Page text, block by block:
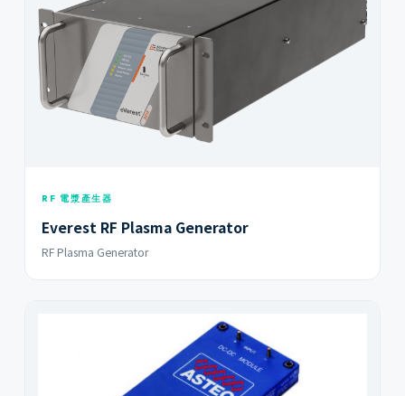
RF 電漿產生器
Everest RF Plasma Generator
RF Plasma Generator